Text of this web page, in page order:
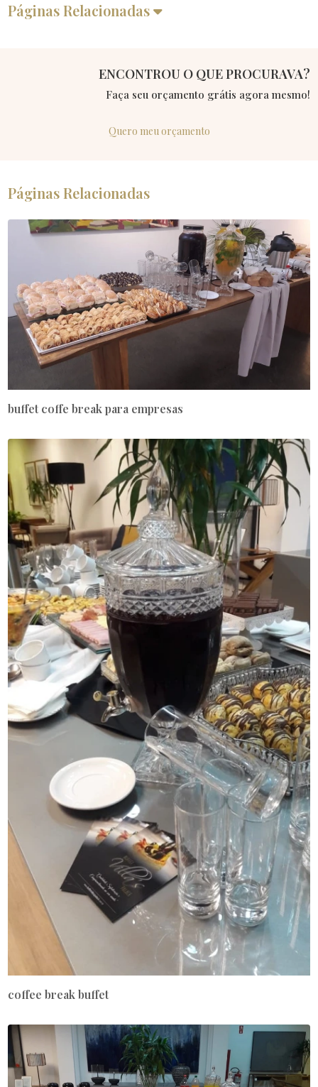
Páginas Relacionadas
ENCONTROU O QUE PROCURAVA?
Faça seu orçamento grátis agora mesmo!
Quero meu orçamento
Páginas Relacionadas
buffet coffe break para empresas
coffee break buffet